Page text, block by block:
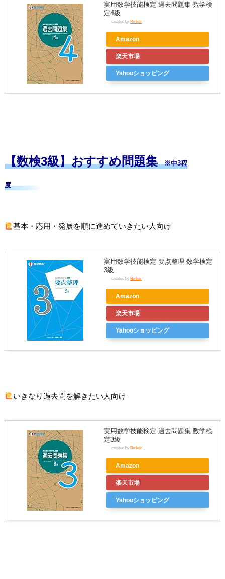
実用数学技能検定 過去問題集 数学検
定4級
created by Rinker
Amazon
楽天市場
Yahooショッピング
【数検3級】おすすめ問題集※中3程
度
基本・応用・発展を順に進めていきたい人向け
実用数学技能検定 要点整理 数学検定
3級
created by Rinker
Amazon
楽天市場
Yahooショッピング
いきなり過去問を解きたい人向け
実用数学技能検定 過去問題集 数学検
定3級
created by Rinker
Amazon
楽天市場
Yahooショッピング